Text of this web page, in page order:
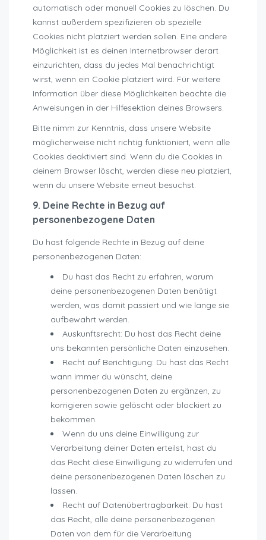
automatisch oder manuell Cookies zu löschen. Du
kannst außerdem spezifizieren ob spezielle
Cookies nicht platziert werden sollen. Eine andere
Möglichkeit ist es deinen Internetbrowser derart
einzurichten, dass du jedes Mal benachrichtigt
wirst, wenn ein Cookie platziert wird. Für weitere
Information über diese Möglichkeiten beachte die
Anweisungen in der Hilfesektion deines Browsers.
Bitte nimm zur Kenntnis, dass unsere Website
möglicherweise nicht richtig funktioniert, wenn alle
Cookies deaktiviert sind. Wenn du die Cookies in
deinem Browser löscht, werden diese neu platziert,
wenn du unsere Website erneut besuchst.
9. Deine Rechte in Bezug auf
personenbezogene Daten
Du hast folgende Rechte in Bezug auf deine
personenbezogenen Daten:
Du hast das Recht zu erfahren, warum
deine personenbezogenen Daten benötigt
werden, was damit passiert und wie lange sie
aufbewahrt werden.
Auskunftsrecht: Du hast das Recht deine
uns bekannten persönliche Daten einzusehen.
Recht auf Berichtigung: Du hast das Recht
wann immer du wünscht, deine
personenbezogenen Daten zu ergänzen, zu
korrigieren sowie gelöscht oder blockiert zu
bekommen.
Wenn du uns deine Einwilligung zur
Verarbeitung deiner Daten erteilst, hast du
das Recht diese Einwilligung zu widerrufen und
deine personenbezogenen Daten löschen zu
lassen.
Recht auf Datenübertragbarkeit: Du hast
das Recht, alle deine personenbezogenen
Daten von dem für die Verarbeitung